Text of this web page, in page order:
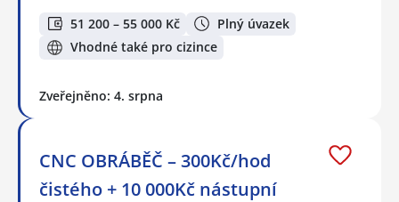
51 200 – 55 000 Kč
Plný úvazek
Vhodné také pro cizince
Zveřejněno: 4. srpna
CNC OBRÁBĚČ – 300Kč/hod
čistého + 10 000Kč nástupní